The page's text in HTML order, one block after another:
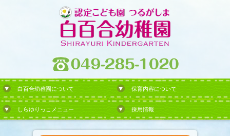
白百合幼稚園について 保育内容について
しらゆりっこメニュー 採用情報